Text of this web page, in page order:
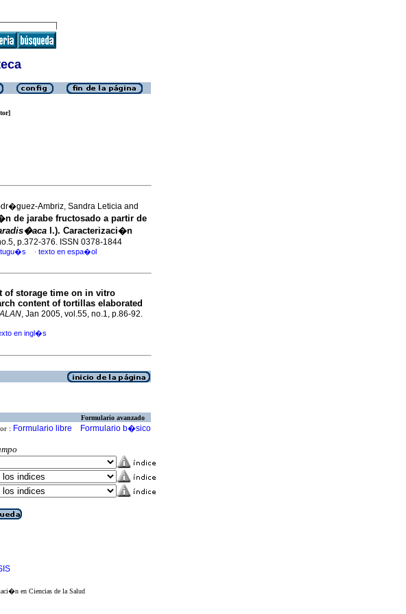
Ambriz, Sandra Leticia and
de jarabe fructosado a partir de
l.). Caracterizaci�n
p.372-376. ISSN 0378-1844
· texto en espa�ol
of storage time on in vitro
content of tortillas elaborated
ALAN, Jan 2005, vol.55, no.1, p.86-92.
en ingl�s
Formulario avanzado
: Formulario libre Formulario b�sico
en Ciencias de la Salud